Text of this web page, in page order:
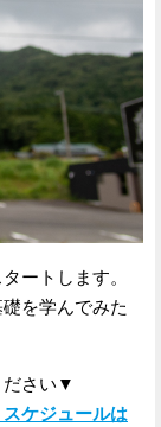
ートします。
を学んでみた
ださい▼
ケジュールは